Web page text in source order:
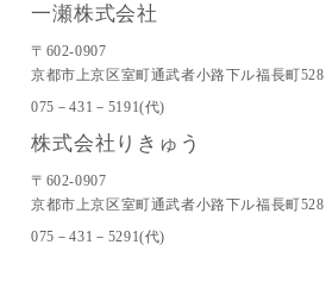
一瀬株式会社
〒602-0907
京都市上京区室町通武者小路下ル福長町528
075－431－5191(代)
株式会社りきゅう
〒602-0907
京都市上京区室町通武者小路下ル福長町528
075－431－5291(代)